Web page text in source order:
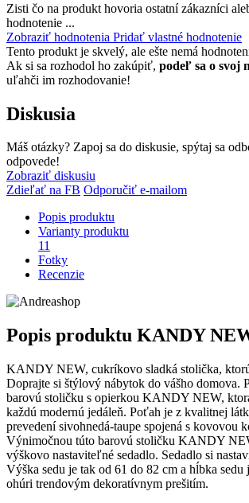
Zisti čo na produkt hovoria ostatní zákazníci
hodnotenie ...
Zobraziť hodnotenia Pridať vlastné hodnotenie
Tento produkt je skvelý, ale ešte nemá
Ak si sa rozhodol ho zakúpiť, podeľ sa o svoj
uľahči im rozhodovanie!
Diskusia
Máš otázky? Zapoj sa do diskusie, spýtaj sa
odpovede!
Zobraziť diskusiu
Zdieľať na FB Odporučiť e-mailom
Popis produktu
Varianty produktu
11
Fotky
Recenzie
Popis produktu KANDY
KANDY NEW, cukríkovo sladká stolička,
Doprajte si štýlový nábytok do vášho domova.
barovú stoličku s opierkou KANDY NEW,
každú modernú jedáleň. Poťah je z kvalitnej
prevedení sivohnedá-taupe spojená s kovovou
Výnimočnou túto barovú stoličku KANDY
výškovo nastaviteľné sedadlo. Sedadlo si
Výška sedu je tak od 61 do 82 cm a hĺbka
ohúri trendovým dekoratívnym prešitím.